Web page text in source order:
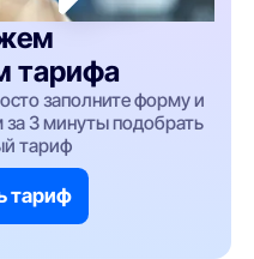
тарифа
заполните форму и
3 минуты подобрать
тариф
тариф